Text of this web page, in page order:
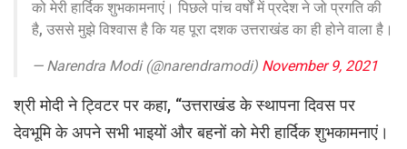
को मेरी हार्दिक शुभकामनाएं। पिछले पांच वर्षों में प्रदेश ने जो प्रगति की
है, उससे मुझे विश्वास है कि यह पूरा दशक उत्तराखंड का ही होने वाला है।
— Narendra Modi (@narendramodi) November 9, 2021
श्री मोदी ने ट्विटर पर कहा, “उत्तराखंड के स्थापना दिवस पर
देवभूमि के अपने सभी भाइयों और बहनों को मेरी हार्दिक शुभकामनाएं।